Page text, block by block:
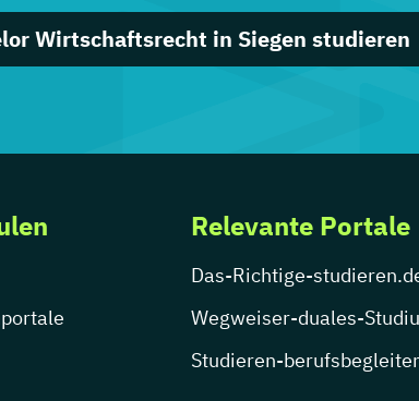
Wirtschaftsrecht in Siegen studieren
Relevante Portale
Das-Richtige-
Wegweiser-duales-
Studieren-